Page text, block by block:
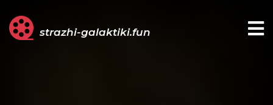
strazhi-galaktiki.fun